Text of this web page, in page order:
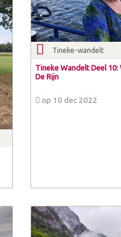
Tineke-wandelt
Tineke Wandelt Deel 10:
De Rijn
op 10 dec 2022